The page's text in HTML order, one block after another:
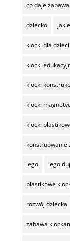
co daje
dziecko
klocki dla dzieci
klocki
klocki
klocki
klocki
konstruowanie
lego lego
plastikowe
rozwój dziecka
zabawa